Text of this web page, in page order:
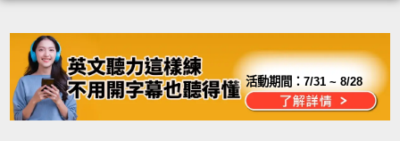
活動期間：7/31 ~ 8/28